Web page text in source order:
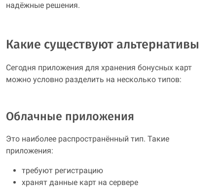
надёжные решения.
Какие существуют альтернативы
Сегодня приложения для хранения бонусных карт
можно условно разделить на несколько типов:
Облачные приложения
Это наиболее распространённый тип. Такие
приложения:
требуют регистрацию
хранят данные карт на сервере